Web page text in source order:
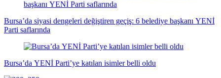
Bursa’da siyasi dengeleri değiştiren geçiş: 6 belediye başkanı YENİ
Parti saflarında
Bursa’da YENİ Parti’ye katılan isimler belli oldu